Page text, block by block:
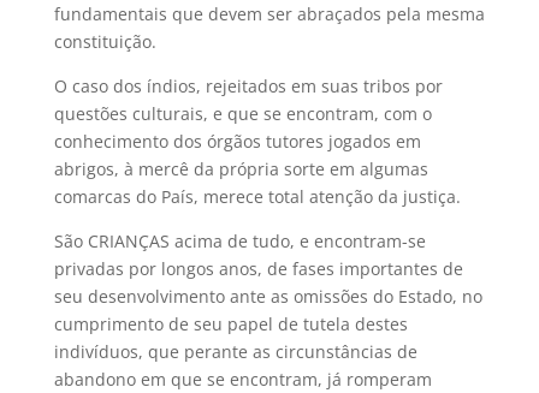
fundamentais que devem ser abraçados pela mesma
constituição.
O caso dos índios, rejeitados em suas tribos por
questões culturais, e que se encontram, com o
conhecimento dos órgãos tutores jogados em
abrigos, à mercê da própria sorte em algumas
comarcas do País, merece total atenção da justiça.
São CRIANÇAS acima de tudo, e encontram-se
privadas por longos anos, de fases importantes de
seu desenvolvimento ante as omissões do Estado, no
cumprimento de seu papel de tutela destes
indivíduos, que perante as circunstâncias de
abandono em que se encontram, já romperam